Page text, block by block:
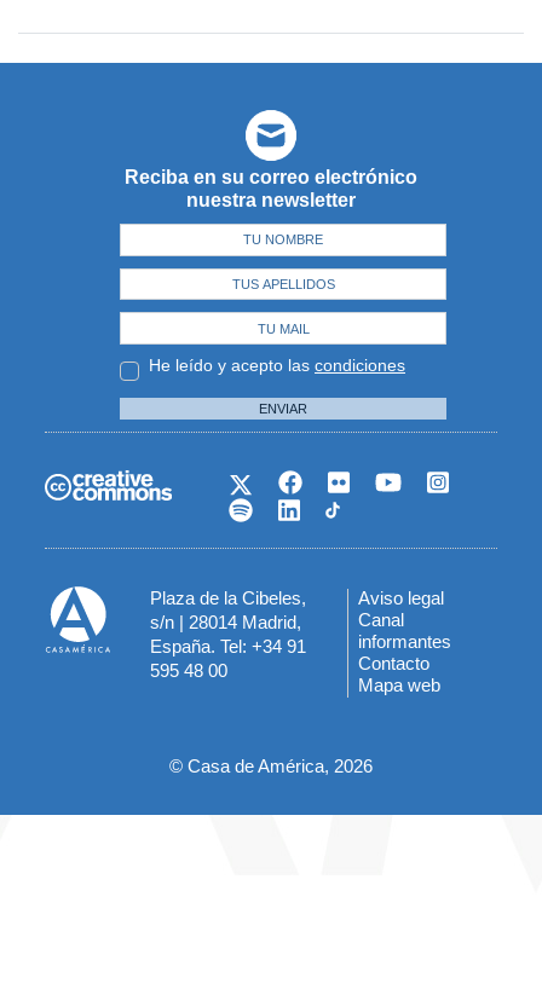
Reciba en su correo electrónico
nuestra newsletter
He leído y acepto las condiciones
ENVIAR
Plaza de la Cibeles,
s/n | 28014 Madrid,
España. Tel: +34 91
595 48 00
Menú
del
pie
Aviso legal
Canal
informantes
Contacto
Mapa web
© Casa de América, 2026